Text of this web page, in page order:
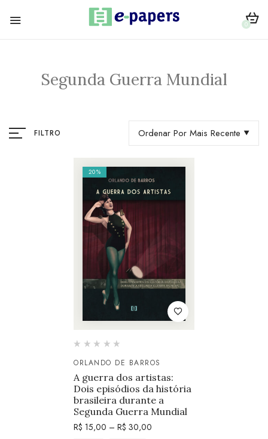
0
Segunda Guerra Mundial
FILTRO Ordenar Por Mais Recente
20%
ORLANDO DE BARROS
A guerra dos artistas:
Dois episódios da história
brasileira durante a
Segunda Guerra Mundial
R$ 15,00 – R$ 30,00